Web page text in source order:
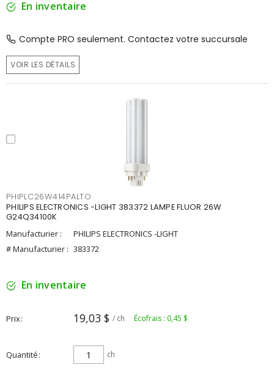
En inventaire
Compte PRO seulement. Contactez votre succursale
VOIR LES DÉTAILS
PHIPLC26W414PALTO
PHILIPS ELECTRONICS -LIGHT 383372 LAMPE FLUOR 26W
G24Q34100K
Manufacturier :
PHILIPS ELECTRONICS -LIGHT
# Manufacturier : 383372
En inventaire
Prix 19,03 $ / ch Écofrais : 0,45 $
Quantité ch